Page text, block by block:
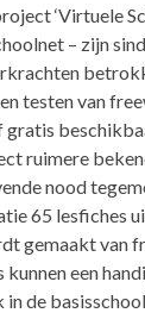
‘Virtuele
– zijn
testen van
gratis
ruimere
nood
65 lesfiches
gemaakt van
kunnen een
de